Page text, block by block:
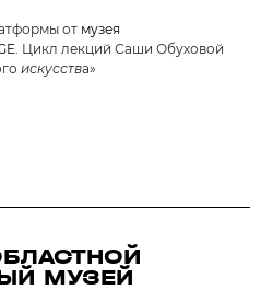
от музея
. Цикл лекций Саши Обуховой
искусства»
МУЗЕЙ